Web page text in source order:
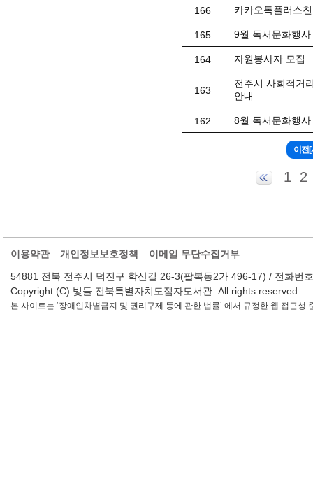
166 카카오톡플러스
165 9월 독서문화행
164 자원봉사자 모집
163
전주시 사회적거
안내
162 8월 독서문화행
1 2
이용약관 개인정보보호정책
이메일 무단수집거부
54881 전북 전주시 덕진구 학산길 26-3(팔복동2가 496-17) / 전화
Copyright (C) 빛들 전북특별자치도점자도서관. All rights reserved.
본 사이트는 ‘장애인차별금지 및 권리구제 등에 관한 법률’ 에서 규정한 웹 접근